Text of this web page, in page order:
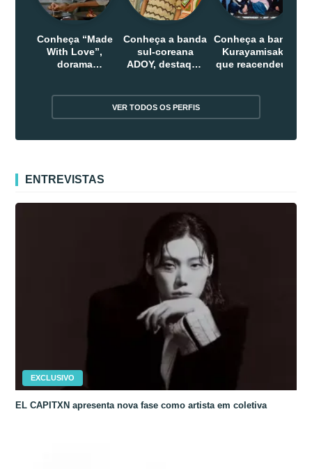
Conheça “Made
With Love”,
dorama
Conheça a banda
sul-coreana
ADOY, destaque
Conheça a banda
Kurayamisaka
que reacendeu o
VER TODOS OS PERFIS
ENTREVISTAS
EXCLUSIVO
EL CAPITXN apresenta nova fase como artista em coletiva